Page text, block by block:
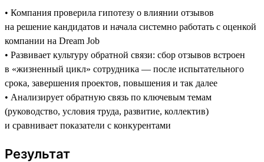
• Компания проверила гипотезу о влиянии отзывов
на решение кандидатов и начала системно работать с оценкой
компании на Dream Job
• Развивает культуру обратной связи: сбор отзывов встроен
в «жизненный цикл» сотрудника — после испытательного
срока, завершения проектов, повышения и так далее
• Анализирует обратную связь по ключевым темам
(руководство, условия труда, развитие, коллектив)
и сравнивает показатели с конкурентами
Результат